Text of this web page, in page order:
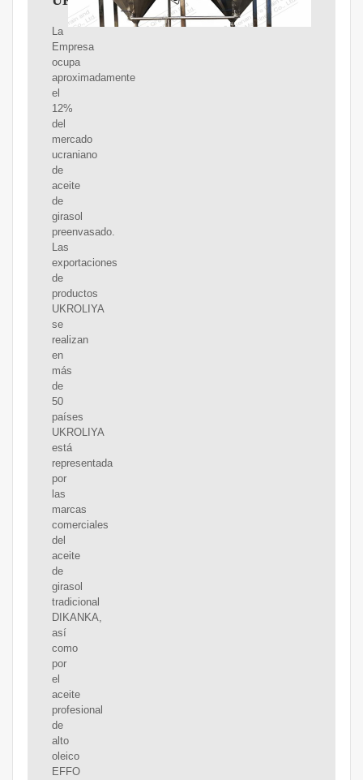
La
Empresa
ocupa
aproximadamente
el
12%
del
mercado
ucraniano
de
aceite
de
girasol
preenvasado.
Las
exportaciones
de
productos
UKROLIYA
se
realizan
en
más
de
50
países
UKROLIYA
está
representada
por
las
marcas
comerciales
del
aceite
de
girasol
tradicional
DIKANKA,
así
como
por
el
aceite
profesional
de
alto
oleico
EFFO